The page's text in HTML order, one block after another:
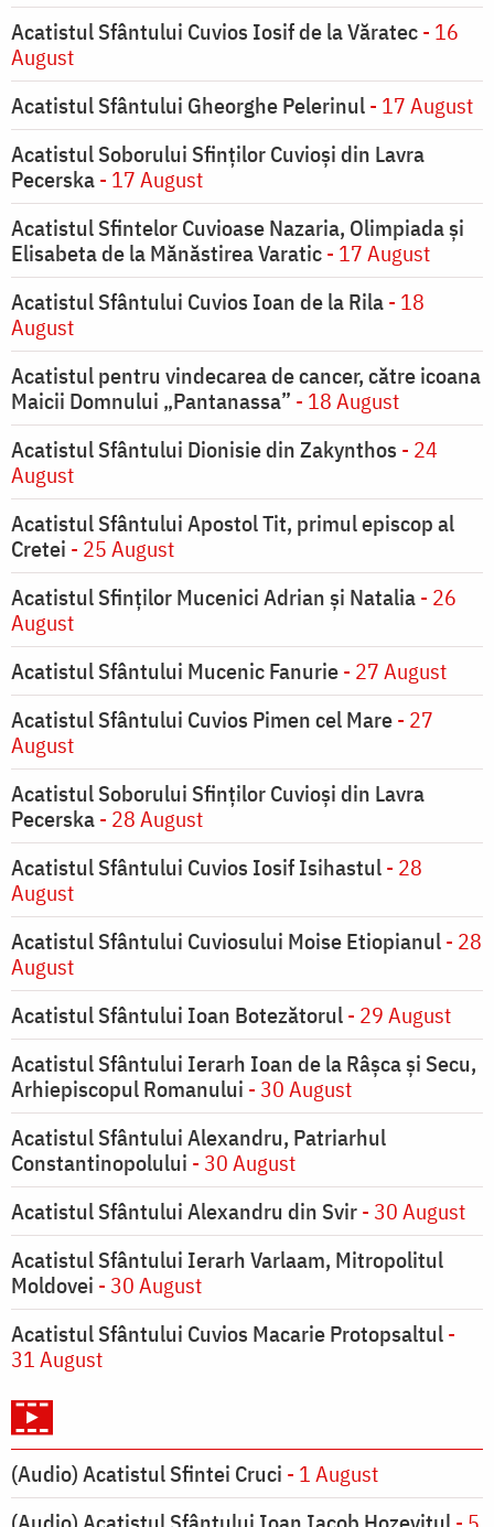
Acatistul Sfântului Cuvios Iosif de la Văratec- 16
August
Acatistul Sfântului Gheorghe Pelerinul- 17 August
Acatistul Soborului Sfinților Cuvioși din Lavra
Pecerska- 17 August
Acatistul Sfintelor Cuvioase Nazaria, Olimpiada și
Elisabeta de la Mănăstirea Varatic- 17 August
Acatistul Sfântului Cuvios Ioan de la Rila- 18
August
Acatistul pentru vindecarea de cancer, către icoana
Maicii Domnului „Pantanassa” - 18 August
Acatistul Sfântului Dionisie din Zakynthos - 24
August
Acatistul Sfântului Apostol Tit, primul episcop al
Cretei - 25 August
Acatistul Sfinților Mucenici Adrian și Natalia- 26
August
Acatistul Sfântului Mucenic Fanurie- 27 August
Acatistul Sfântului Cuvios Pimen cel Mare- 27
August
Acatistul Soborului Sfinților Cuvioși din Lavra
Pecerska- 28 August
Acatistul Sfântului Cuvios Iosif Isihastul- 28
August
Acatistul Sfântului Cuviosului Moise Etiopianul- 28
August
Acatistul Sfântului Ioan Botezătorul- 29 August
Acatistul Sfântului Ierarh Ioan de la Râşca şi Secu,
Arhiepiscopul Romanului - 30 August
Acatistul Sfântului Alexandru, Patriarhul
Constantinopolului - 30 August
Acatistul Sfântului Alexandru din Svir- 30 August
Acatistul Sfântului Ierarh Varlaam, Mitropolitul
Moldovei - 30 August
Acatistul Sfântului Cuvios Macarie Protopsaltul-
31 August
(Audio) Acatistul Sfintei Cruci - 1 August